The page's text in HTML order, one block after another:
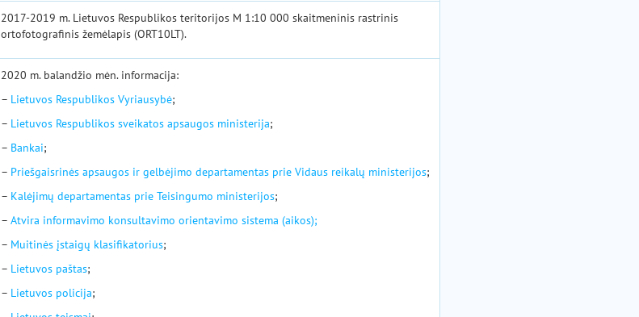
2017-2019 m. Lietuvos Respublikos teritorijos M 1:10 000 skaitmeninis rastrinis
ortofotografinis žemėlapis (ORT10LT).
2020 m. balandžio mėn. informacija:
– Lietuvos Respublikos Vyriausybė;
– Lietuvos Respublikos sveikatos apsaugos ministerija;
– Bankai;
– Priešgaisrinės apsaugos ir gelbėjimo departamentas prie Vidaus reikalų ministerijos;
– Kalėjimų departamentas prie Teisingumo ministerijos;
– Atvira informavimo konsultavimo orientavimo sistema (aikos);
– Muitinės įstaigų klasifikatorius;
– Lietuvos paštas;
– Lietuvos policija;